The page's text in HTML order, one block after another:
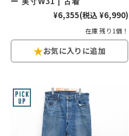
お客様の声
レビュー1万件突破
お気に入りリスト
メルマガ登録
会社概要
店舗一覧
¥6,355(税込 ¥6,990)
在庫 残り1個！